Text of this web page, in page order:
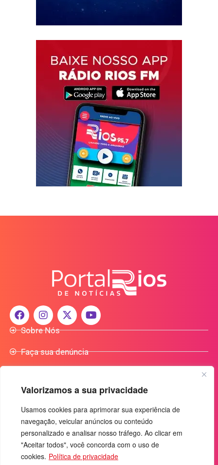
Valorizamos a sua privacidade
Usamos cookies para aprimorar sua experiência de
navegação, veicular anúncios ou conteúdo
personalizado e analisar nosso tráfego. Ao clicar em
"Aceitar todos", você concorda com o uso de
cookies. Política de privacidade
Sobre Nós
Faça sua denúncia
Anuncie Conosco
+55 (92) 3085-7464
comercialradio95.7fm@gmail.com
Av. Rio Madeira, 444 - Nossa Sra. das Graças